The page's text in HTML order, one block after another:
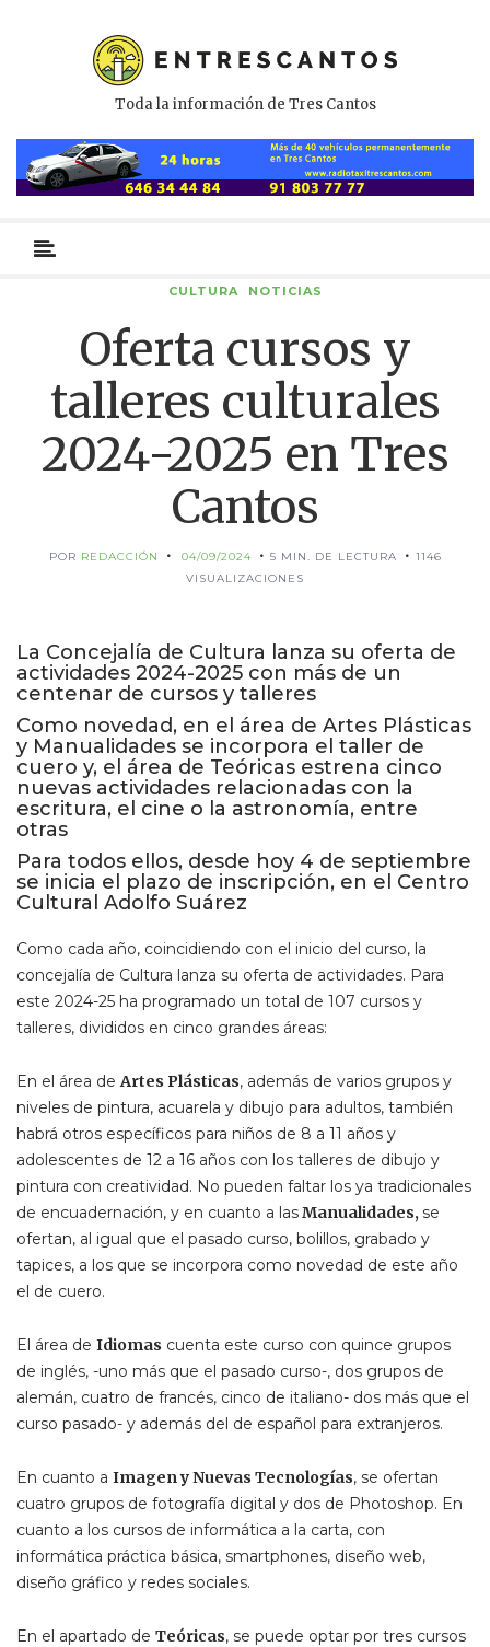
Toda la información de Tres Cantos
primario
CULTURA NOTICIAS
Oferta cursos y
talleres culturales
2024-2025 en Tres
Cantos
POR REDACCIÓN 04/09/2024 5 MIN. DE LECTURA
1146
VISUALIZACIONES
La Concejalía de Cultura lanza su oferta de
actividades 2024-2025 con más de un
centenar de cursos y talleres
Como novedad, en el área de Artes Plásticas
y Manualidades se incorpora el taller de
cuero y, el área de Teóricas estrena cinco
nuevas actividades relacionadas con la
escritura, el cine o la astronomía, entre
otras
Para todos ellos, desde hoy 4 de septiembre
se inicia el plazo de inscripción, en el Centro
Cultural Adolfo Suárez
Como cada año, coincidiendo con el inicio del curso, la
concejalía de Cultura lanza su oferta de actividades. Para
este 2024-25 ha programado un total de 107 cursos y
talleres, divididos en cinco grandes áreas:
En el área deArtes Plásticas, además de varios grupos y
niveles de pintura, acuarela y dibujo para adultos, también
habrá otros específicos para niños de 8 a 11 años y
adolescentes de 12 a 16 años con los talleres de dibujo y
pintura con creatividad. No pueden faltar los ya tradicionales
de encuadernación, y en cuanto a lasManualidades,se
ofertan, al igual que el pasado curso, bolillos, grabado y
tapices, a los que se incorpora como novedad de este año
el de cuero.
El área de Idiomas cuenta este curso con quince grupos
de inglés, -uno más que el pasado curso-, dos grupos de
alemán, cuatro de francés, cinco de italiano- dos más que el
curso pasado- y además del de español para extranjeros.
En cuanto a Imagen y Nuevas Tecnologías, se ofertan
cuatro grupos de fotografía digital y dos de Photoshop. En
cuanto a los cursos de informática a la carta, con
informática práctica básica, smartphones, diseño web,
diseño gráfico y redes sociales.
En el apartado de Teóricas, se puede optar por tres cursos